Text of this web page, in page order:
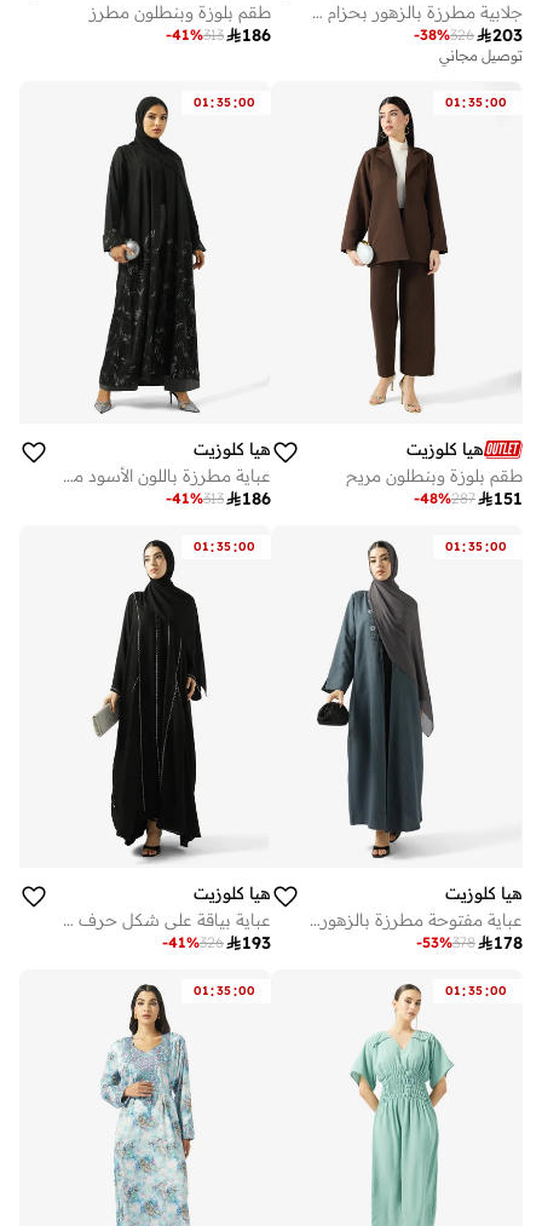
جلابية مطرزة بالزهور بحزام أمامي
203
326
-38%
توصيل مجاني
طقم بلوزة وبنطلون مطرز
186
313
-41%
01:35:00
هيا كلوزيت
طقم بلوزة وبنطلون مريح
151
287
-48%
01:35:00
هيا كلوزيت
عباية مطرزة باللون الأسود مع شيلة
186
313
-41%
01:35:00
هيا كلوزيت
عباية مفتوحة مطرزة بالزهور ومزينة بياقة عالية
178
378
-53%
01:35:00
هيا كلوزيت
عباية بياقة على شكل حرف مزينة بخطوط
193
326
-41%
01:35:00
01:35:00